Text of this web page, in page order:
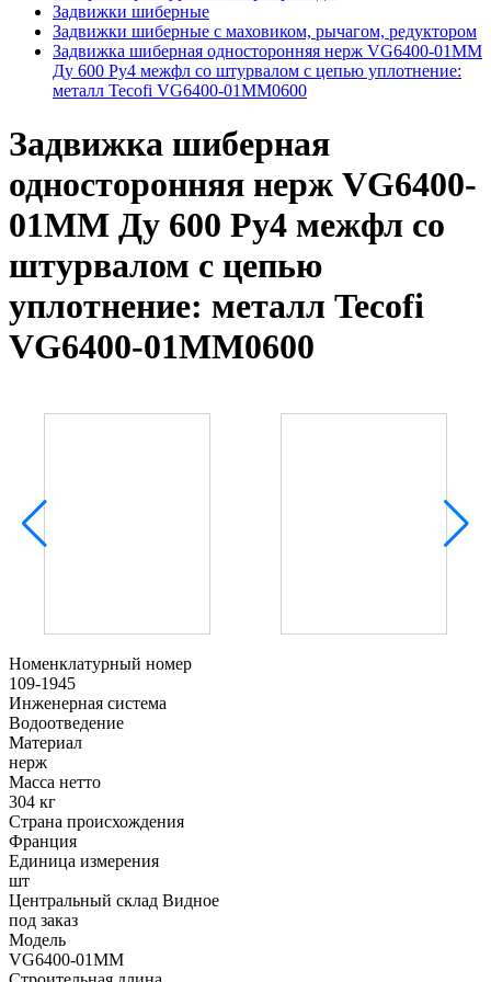
Задвижки шиберные
Задвижки шиберные с маховиком, рычагом, редуктором
Задвижка шиберная односторонняя нерж VG6400-01MM
Ду 600 Ру4 межфл со штурвалом с цепью уплотнение:
металл Tecofi VG6400-01MM0600
Задвижка шиберная
односторонняя нерж VG6400-
01MM Ду 600 Ру4 межфл со
штурвалом с цепью
уплотнение: металл Tecofi
VG6400-01MM0600
Номенклатурный номер
109-1945
Инженерная система
Водоотведение
Материал
нерж
Масса нетто
304 кг
Страна происхождения
Франция
Единица измерения
шт
Центральный склад Видное
под заказ
Модель
VG6400-01MM